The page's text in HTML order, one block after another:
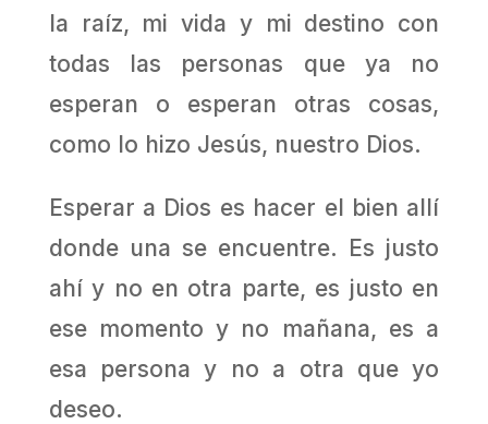
la raíz, mi vida y mi destino con
todas las personas que ya no
esperan o esperan otras cosas,
como lo hizo Jesús, nuestro Dios.
Esperar a Dios es hacer el bien allí
donde una se encuentre. Es justo
ahí y no en otra parte, es justo en
ese momento y no mañana, es a
esa persona y no a otra que yo
deseo.